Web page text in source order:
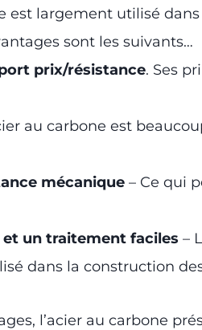
est largement utilisé
sont les suivants…
prix/résistance. Ses
au carbone est
mécanique – Ce qui
un traitement faciles –
dans la construction
l’acier au carbone